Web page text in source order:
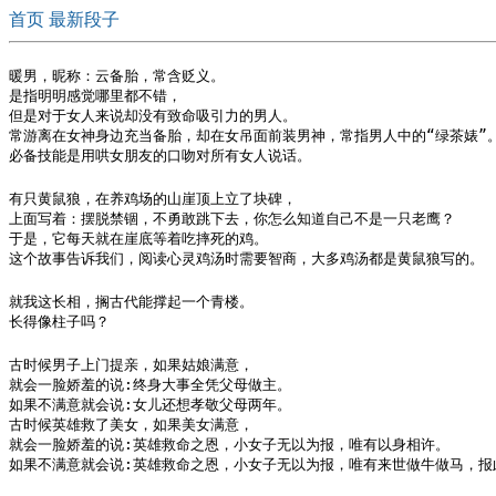
首页 最新段子
暖男，昵称：云备胎，常含贬义。
是指明明感觉哪里都不错，
但是对于女人来说却没有致命吸引力的男人。
常游离在女神身边充当备胎，却在女吊面前装男神，常指男人中的“绿茶婊”。
必备技能是用哄女朋友的口吻对所有女人说话。
有只黄鼠狼，在养鸡场的山崖顶上立了块碑，
上面写着：摆脱禁锢，不勇敢跳下去，你怎么知道自己不是一只老鹰？
于是，它每天就在崖底等着吃摔死的鸡。
这个故事告诉我们，阅读心灵鸡汤时需要智商，大多鸡汤都是黄鼠狼写的。
就我这长相，搁古代能撑起一个青楼。
长得像柱子吗？
古时候男子上门提亲，如果姑娘满意，
就会一脸娇羞的说:终身大事全凭父母做主。
如果不满意就会说:女儿还想孝敬父母两年。
古时候英雄救了美女，如果美女满意，
就会一脸娇羞的说:英雄救命之恩，小女子无以为报，唯有以身相许。
如果不满意就会说:英雄救命之恩，小女子无以为报，唯有来世做牛做马，报